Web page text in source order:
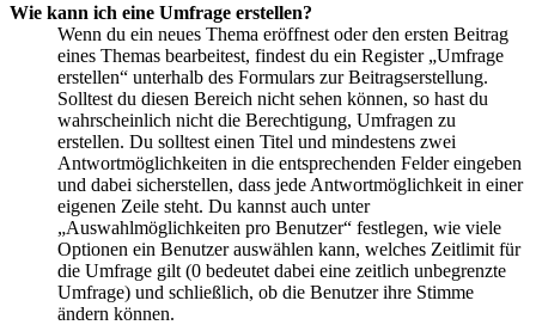
Wie kann ich eine Umfrage erstellen?
Wenn du ein neues Thema eröffnest oder den ersten Beitrag
eines Themas bearbeitest, findest du ein Register „Umfrage
erstellen“ unterhalb des Formulars zur Beitragserstellung.
Solltest du diesen Bereich nicht sehen können, so hast du
wahrscheinlich nicht die Berechtigung, Umfragen zu
erstellen. Du solltest einen Titel und mindestens zwei
Antwortmöglichkeiten in die entsprechenden Felder eingeben
und dabei sicherstellen, dass jede Antwortmöglichkeit in einer
eigenen Zeile steht. Du kannst auch unter
„Auswahlmöglichkeiten pro Benutzer“ festlegen, wie viele
Optionen ein Benutzer auswählen kann, welches Zeitlimit für
die Umfrage gilt (0 bedeutet dabei eine zeitlich unbegrenzte
Umfrage) und schließlich, ob die Benutzer ihre Stimme
ändern können.